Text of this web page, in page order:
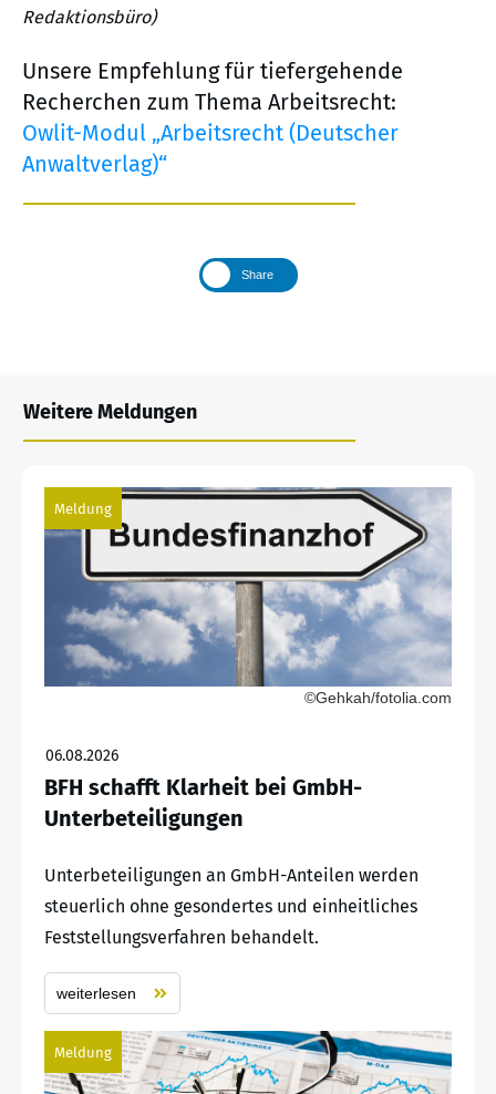
Redaktionsbüro)
Unsere Empfehlung für tiefergehende
Recherchen zum Thema Arbeitsrecht:
Owlit-Modul „Arbeitsrecht (Deutscher
Anwaltverlag)“
Share
Weitere Meldungen
Meldung
©Gehkah/fotolia.com
06.08.2026
BFH schafft Klarheit bei GmbH-
Unterbeteiligungen
Unterbeteiligungen an GmbH-Anteilen werden
steuerlich ohne gesondertes und einheitliches
Feststellungsverfahren behandelt.
weiterlesen
Meldung